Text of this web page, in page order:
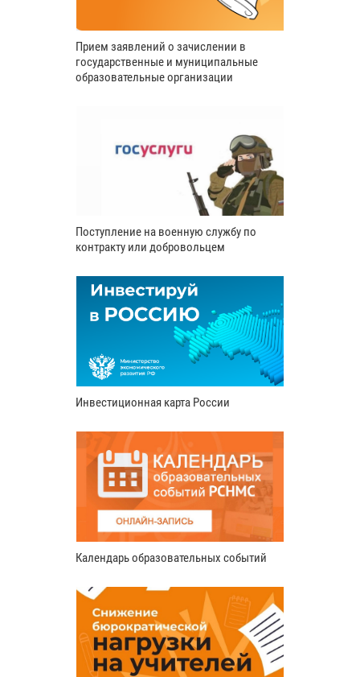
Прием заявлений о зачислении в
государственные и муниципальные
образовательные организации
Поступление на военную службу по
контракту или добровольцем
Инвестиционная карта России
Календарь образовательных событий